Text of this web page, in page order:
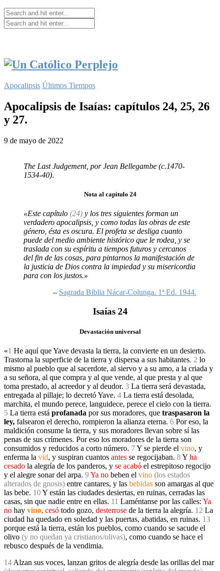
Apocalipsis Últimos Tiempos
Apocalipsis de Isaías: capítulos 24, 25, 26
y 27.
9 de mayo de 2022
The Last Judgement, por Jean Bellegambe (c.1470-
1534-40).
Nota al capítulo 24
«Este capítulo (24) y los tres siguientes forman un
verdadero apocalipsis, y como todas las obras de este
género, ésta es oscura. El profeta se desliga cuanto
puede del medio ambiente histórico que le rodea, y se
traslada con su espíritu a tiempos futuros y cercanos
del fin de las cosas, para pintarnos la manifestación de
la justicia de Dios contra la impiedad y su misericordia
para con los justos.»
– Sagrada Biblia Nácar-Colunga. 1ª Ed. 1944.
Isaías 24
Devastación universal
«1 He aquí que Yave devasta la tierra, la convierte en un desierto.
Trastorna la superficie de la tierra y dispersa a sus habitantes, 2 lo
mismo al pueblo que al sacerdote, al siervo y a su amo, a la criada y
a su señora, al que compra y al que vende, al que presta y al que
toma prestado, al acreedor y al deudor. 3 La tierra será devastada,
entregada al pillaje; lo decretó Yave. 4 La tierra está desolada,
marchita, el mundo perece, languidece, perece el cielo con la tierra.
5 La tierra está profanada por sus moradores, que traspasaron la
ley, falsearon el derecho, rompieron la alianza eterna. 6 Por eso, la
maldición consume la tierra, y sus moradores llevan sobre sí las
penas de sus crímenes. Por eso los moradores de la tierra son
consumidos y reducidos a corto número. 7Y se pierde el vino, y
enferma la vid, y suspiran cuantos antes se regocijaban. 8Y ha
cesado la alegría de los panderos, y se acabó el estrepitoso regocijo
y el alegre sonar del arpa. 9Ya no beben el vino (los estados
alterados de gnosis) entre cantares, y las bebidas son amargas al que
las bebe. 10Y están las ciudades desiertas, en ruinas, cerradas las
casas, sin que nadie entre en ellas. 11 Laméntanse por las calles: Ya
no hay vino, cesó todo gozo, desterrose de la tierra la alegría. 12 La
ciudad ha quedado en soledad y las puertas, abatidas, en ruinas. 13
porque está la tierra, están los pueblos, como cuando se sacude el
olivo (y no quedan ya cristianos/olivas), como cuando se hace el
rebusco después de la vendimia.
14 Alzan sus voces, lanzan gritos de alegría desde las orillas del mar